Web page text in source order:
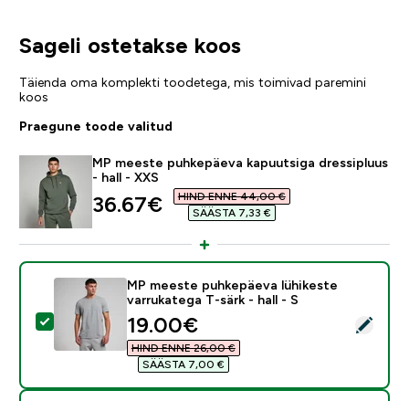
Sageli ostetakse koos
Täienda oma komplekti toodetega, mis toimivad paremini
koos
Praegune toode valitud
MP meeste puhkepäeva kapuutsiga dressipluus
- hall - XXS
discounted price
36.67€‎
HIND ENNE 44,00 €‎
SÄÄSTA 7,33 €‎
Vali see toode - MP meeste puhkepäeva lühikeste
MP meeste puhkepäeva lühikeste
varrukatega T-särk - hall - S
discounted price
19.00€‎
HIND ENNE 26,00 €‎
SÄÄSTA 7,00 €‎